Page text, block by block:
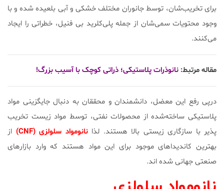
برای تخریب‌شان، توسط جانوران مختلف خشکی و آبی بلعیده شده و با
وجود محتویات سمی‌شان از جمله پلی‌کلرید بی فنیل، خطراتی را ایجاد
می‌کنند.
مقاله مرتبط: نانوذرات پلاستیکی؛ ذراتی کوچک با آسیب بزرگ!
درپی رفع این معضل، دانشمندان و محققان به دنبال جایگزینی مواد
پلاستیکی ساخته‌شده از محصولات نفتی، توسط مواد زیست تخریب
پذیر با سازگاری زیستی بالا هستند. لذانانومواد سلولزی (CNF)
از
بهترین کاندیداهای موجود برای این مواد هستند که وارد بازارهای
صنعتی جهانی شده اند.